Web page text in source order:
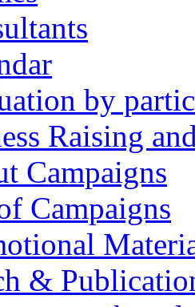
by
Raising
Campaigns
Campaigns
&